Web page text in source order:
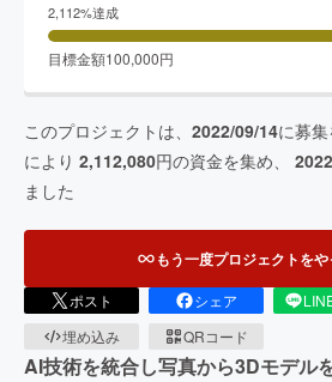
2,112%達成
目標金額100,000円
このプロジェクトは、 2022/09/14に募集
により 2,112,080円の資金を集め、
ました
もう一度プロジェクトを
ポスト シェア
埋め込み
QRコード
AI技術を統合し写真から3Dモデル